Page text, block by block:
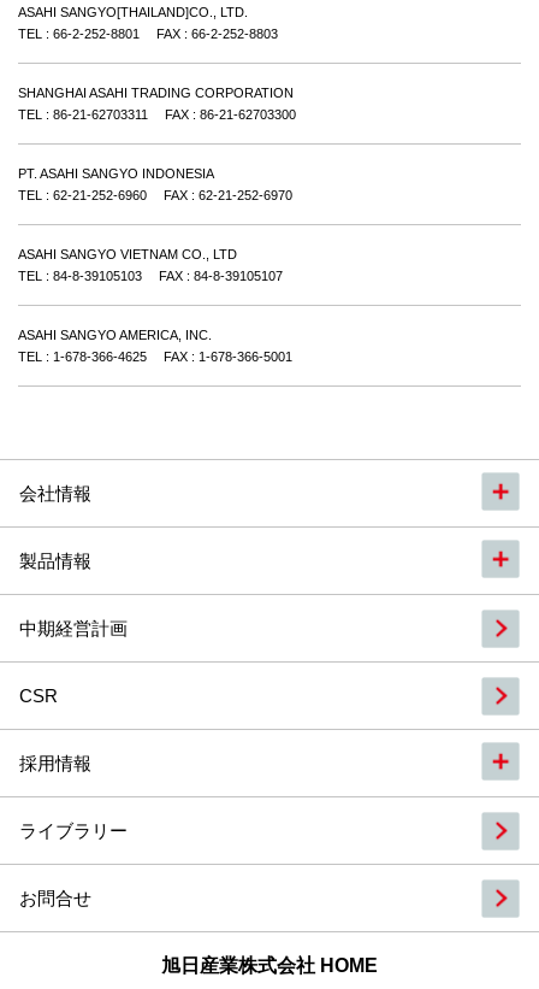
ASAHI SANGYO[THAILAND]CO., LTD.
TEL : 66-2-252-8801 FAX : 66-2-252-8803
SHANGHAI ASAHI TRADING CORPORATION
TEL : 86-21-62703311 FAX : 86-21-62703300
PT. ASAHI SANGYO INDONESIA
TEL : 62-21-252-6960 FAX : 62-21-252-6970
ASAHI SANGYO VIETNAM CO., LTD
TEL : 84-8-39105103 FAX : 84-8-39105107
ASAHI SANGYO AMERICA, INC.
TEL : 1-678-366-4625 FAX : 1-678-366-5001
会社情報
製品情報
中期経営計画
CSR
採用情報
ライブラリー
お問合せ
旭日産業株式会社 HOME